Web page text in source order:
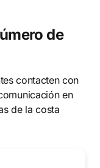
de
contacten con
en
de la costa